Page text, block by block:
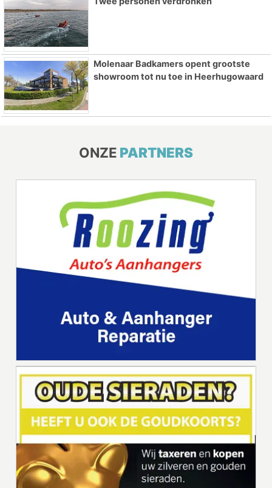
Molenaar Badkamers opent grootste
showroom tot nu toe in Heerhugowaard
ONZE PARTNERS